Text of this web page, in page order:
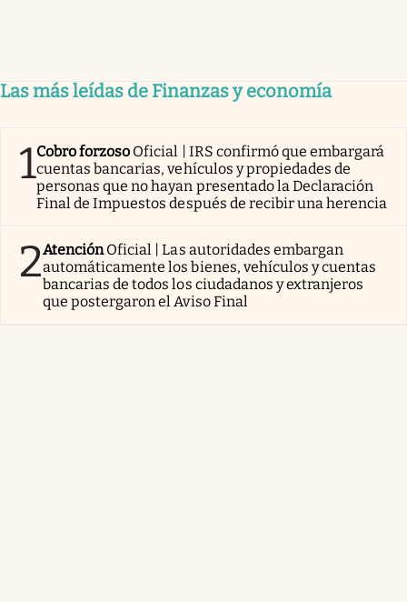
Las más leídas de Finanzas y economía
1Cobro forzoso Oficial | IRS confirmó que embargará
cuentas bancarias, vehículos y propiedades de
personas que no hayan presentado la Declaración
Final de Impuestos después de recibir una herencia
2AtenciónOficial | Las autoridades embargan
automáticamente los bienes, vehículos y cuentas
bancarias de todos los ciudadanos y extranjeros
que postergaron el Aviso Final